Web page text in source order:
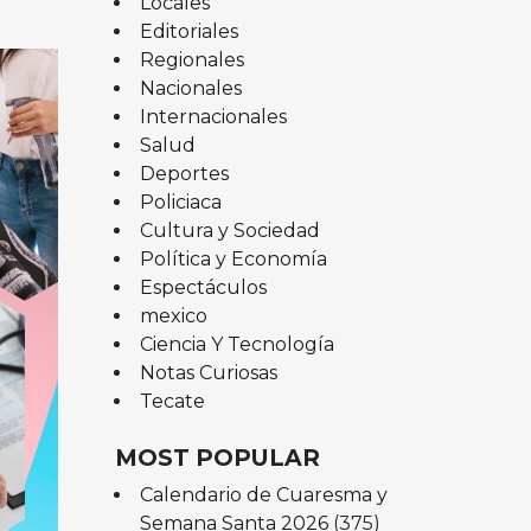
Editoriales
Regionales
Nacionales
Internacionales
Salud
Deportes
Policiaca
Cultura y Sociedad
Política y Economía
Espectáculos
mexico
Ciencia Y Tecnología
Notas Curiosas
Tecate
MOST POPULAR
Calendario de Cuaresma y
Semana Santa 2026 (375)